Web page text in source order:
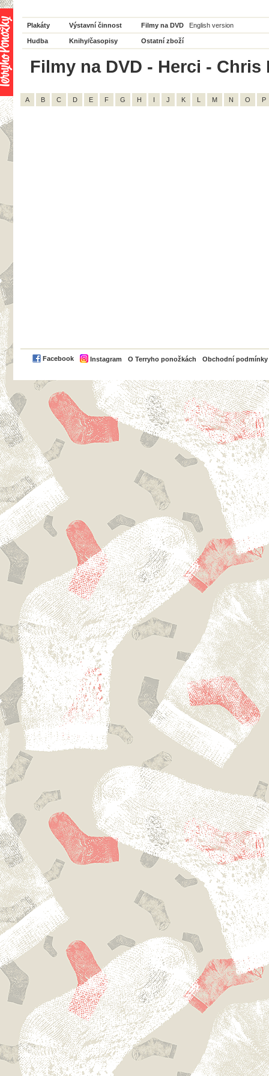
Plakáty Výstavní činnost Filmy na DVD English version
Hudba Knihy/časopisy Ostatní zboží
Filmy na DVD - Herci -
A B C D E F G H I J K L M N O P
Facebook Instagram O Terryho ponožkách Obchodní podmínky
PayPal